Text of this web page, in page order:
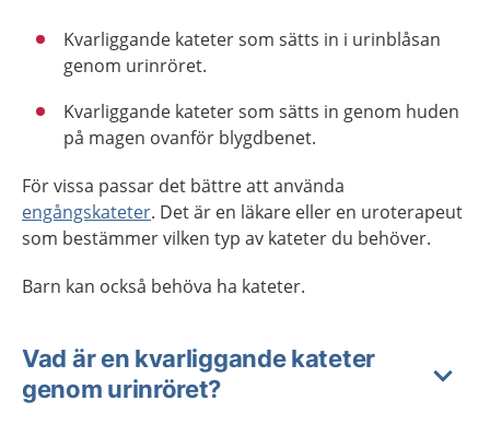
Kvarliggande kateter som sätts in i urinblåsan
genom urinröret.
Kvarliggande kateter som sätts in genom huden
på magen ovanför blygdbenet.
För vissa passar det bättre att använda
engångskateter. Det är en läkare eller en uroterapeut
som bestämmer vilken typ av kateter du behöver.
Barn kan också behöva ha kateter.
Vad är en kvarliggande kateter
genom urinröret?